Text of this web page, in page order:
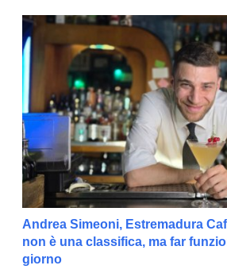
Andrea Simeoni, Estremadura
non è una classifica, ma far
giorno